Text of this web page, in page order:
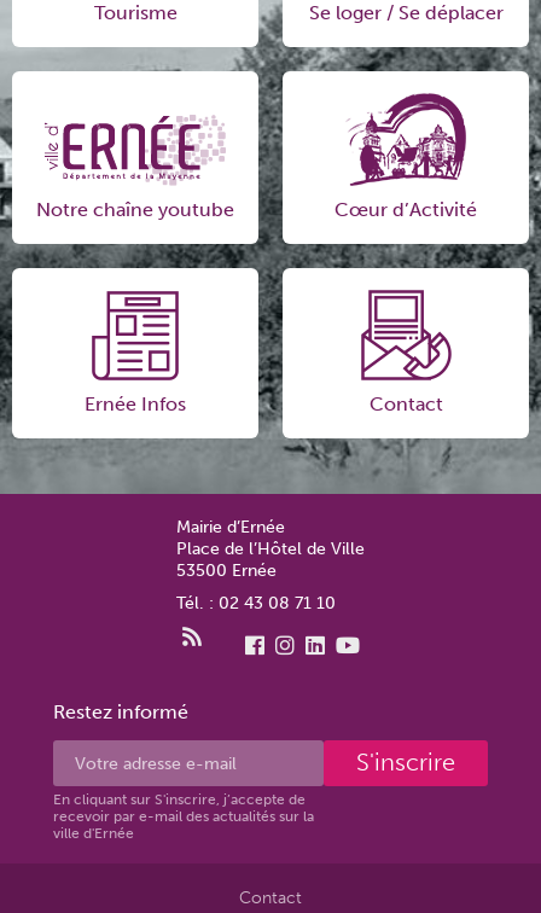
Tourisme Se loger / Se déplacer
Notre chaîne youtube Cœur d’Activité
Ernée Infos Contact
Mairie d’Ernée
Place de l’Hôtel de Ville
53500 Ernée
Tél. : 02 43 08 71 10
Restez informé
En cliquant sur S'inscrire, j’accepte de
recevoir par e-mail des actualités sur la
ville d'Ernée
S'inscrire
Contact